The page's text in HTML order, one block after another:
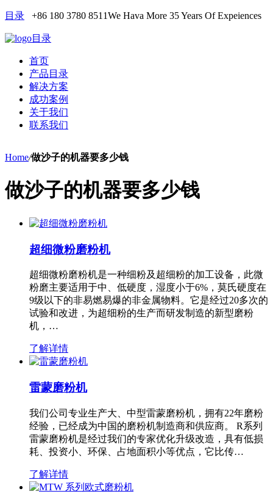
目录 +86 180 3780 8511We Hava More 35 Years Of Expeiences
目录
首页
产品目录
解决方案
成功案例
关于我们
联系我们
Home/做沙子的机器要多少钱
做沙子的机器要多少钱
超细微粉磨粉机
超细微粉磨粉机是一种细粉及超细粉的加工设备，此微
粉磨主要适用于中、低硬度，湿度小于6%，莫氏硬度在
9级以下的非易燃易爆的非金属物料。它是经过20多次的
试验和改进，为超细粉的生产而研发制造的新型磨粉
机，…
了解详情
雷蒙磨粉机
我们公司专业生产大、中型雷蒙磨粉机，拥有22年磨粉
经验，已经成为中国的磨粉机制造商和供应商。 R系列
雷蒙磨粉机是经过我们的专家优化升级改造，具有低损
耗、投资小、环保、占地面积小等优点，它比传…
了解详情